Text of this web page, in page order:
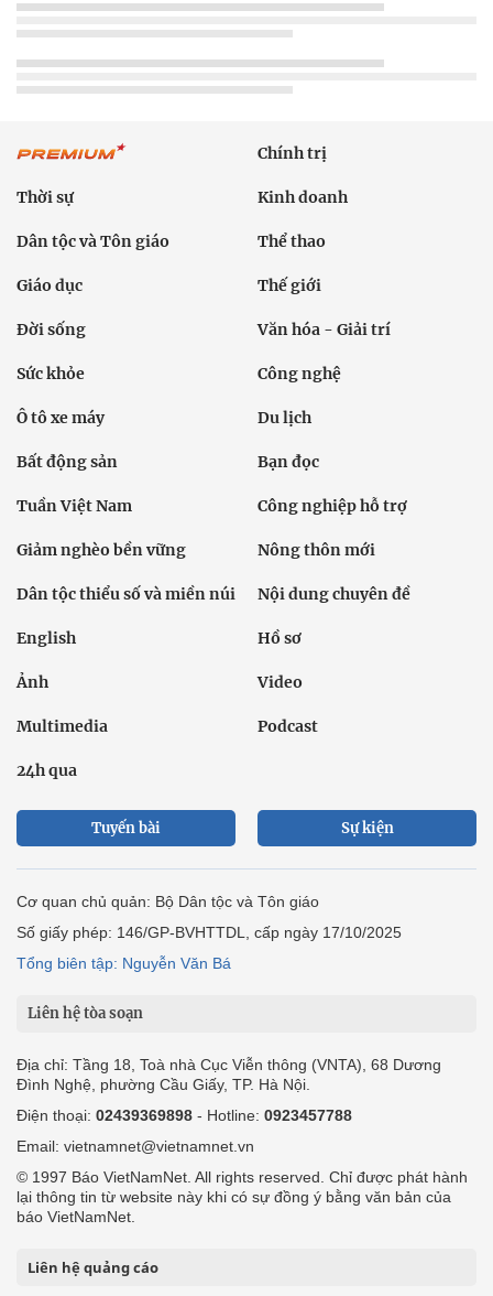
Chính trị
Thời sự Kinh doanh
Dân tộc và Tôn giáo Thể thao
Giáo dục Thế giới
Đời sống Văn hóa - Giải trí
Sức khỏe Công nghệ
Ô tô xe máy Du lịch
Bất động sản Bạn đọc
Tuần Việt Nam Công nghiệp hỗ trợ
Giảm nghèo bền vững Nông thôn mới
Dân tộc thiểu số và miền núi Nội dung chuyên đề
English Hồ sơ
Ảnh Video
Multimedia Podcast
24h qua
Tuyến bài Sự kiện
Cơ quan chủ quản: Bộ Dân tộc và Tôn giáo
Số giấy phép: 146/GP-BVHTTDL, cấp ngày 17/10/2025
Tổng biên tập: Nguyễn Văn Bá
Liên hệ tòa soạn
Địa chỉ: Tầng 18, Toà nhà Cục Viễn thông (VNTA), 68 Dương
Đình Nghệ, phường Cầu Giấy, TP. Hà Nội.
Điện thoại: 02439369898 - Hotline: 0923457788
Email: vietnamnet@vietnamnet.vn
© 1997 Báo VietNamNet. All rights reserved. Chỉ được phát hành
lại thông tin từ website này khi có sự đồng ý bằng văn bản của
báo VietNamNet.
Liên hệ quảng cáo